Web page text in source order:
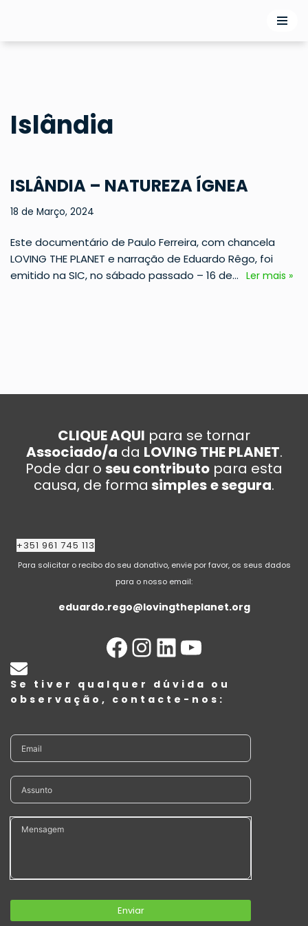
Islândia
ISLÂNDIA – NATUREZA ÍGNEA
18 de Março, 2024
Este documentário de Paulo Ferreira, com chancela
LOVING THE PLANET e narração de Eduardo Rêgo, foi
emitido na SIC, no sábado passado – 16 de… Ler mais »
CLIQUE AQUI para se tornar
Associado/a da LOVING THE PLANET.
Pode dar o seu contributo para esta
causa, de forma simplese segura.
+351 961 745 113
Para solicitar o recibo do seu donativo, envie por favor, os seus dados
para o nosso email:
eduardo.rego@lovingtheplanet.org
Se tiver qualquer dúvida ou
observação, contacte-nos:
Enviar